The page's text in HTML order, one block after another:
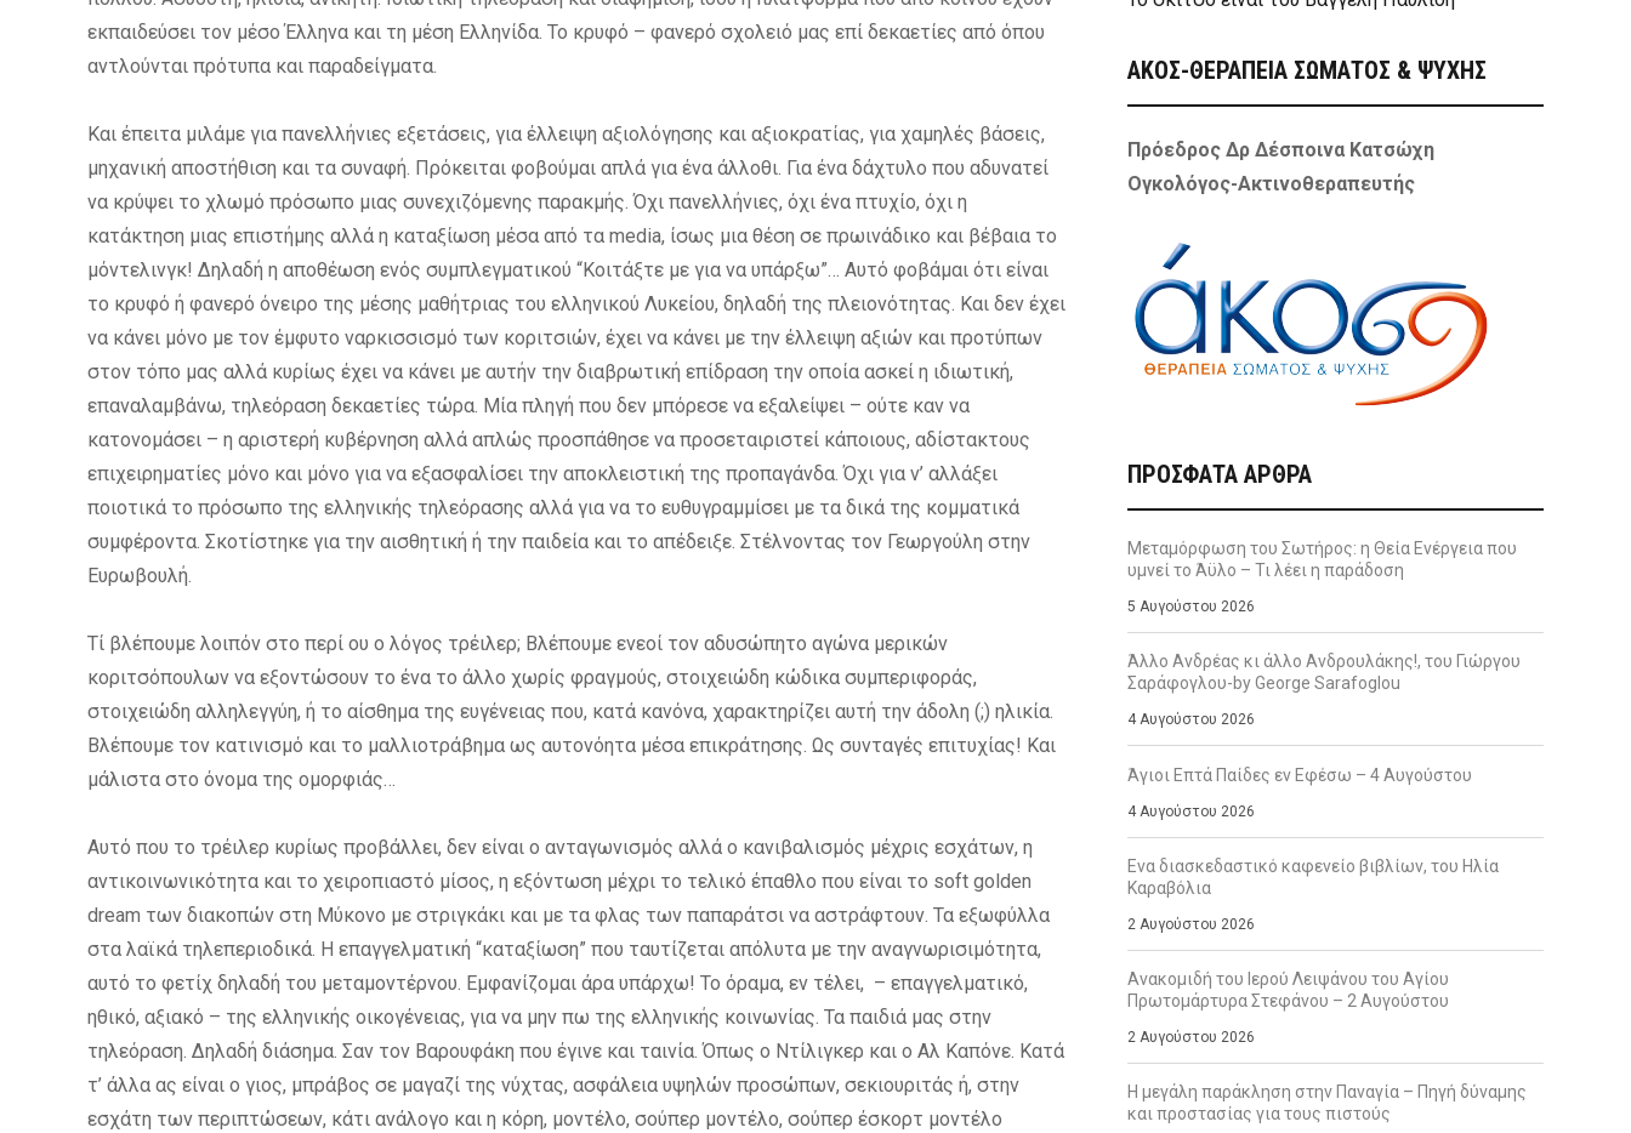
εκπαιδεύσει τον μέσο Έλληνα και τη μέση Ελληνίδα. Το κρυφό – φανερό σχολειό μας επί δεκαετίες από όπου
αντλούνται πρότυπα και παραδείγματα.
Και έπειτα μιλάμε για πανελλήνιες εξετάσεις, για έλλειψη αξιολόγησης και αξιοκρατίας, για χαμηλές βάσεις,
μηχανική αποστήθιση και τα συναφή. Πρόκειται φοβούμαι απλά για ένα άλλοθι. Για ένα δάχτυλο που αδυνατεί
να κρύψει το χλωμό πρόσωπο μιας συνεχιζόμενης παρακμής. Όχι πανελλήνιες, όχι ένα πτυχίο, όχι η
κατάκτηση μιας επιστήμης αλλά η καταξίωση μέσα από τα media, ίσως μια θέση σε πρωινάδικο και βέβαια το
μόντελινγκ! Δηλαδή η αποθέωση ενός συμπλεγματικού “Κοιτάξτε με για να υπάρξω”… Αυτό φοβάμαι ότι είναι
το κρυφό ή φανερό όνειρο της μέσης μαθήτριας του ελληνικού Λυκείου, δηλαδή της πλειονότητας. Και δεν έχει
να κάνει μόνο με τον έμφυτο ναρκισσισμό των κοριτσιών, έχει να κάνει με την έλλειψη αξιών και προτύπων
στον τόπο μας αλλά κυρίως έχει να κάνει με αυτήν την διαβρωτική επίδραση την οποία ασκεί η ιδιωτική,
επαναλαμβάνω, τηλεόραση δεκαετίες τώρα. Μία πληγή που δεν μπόρεσε να εξαλείψει – ούτε καν να
κατονομάσει – η αριστερή κυβέρνηση αλλά απλώς προσπάθησε να προσεταιριστεί κάποιους, αδίστακτους
επιχειρηματίες μόνο και μόνο για να εξασφαλίσει την αποκλειστική της προπαγάνδα. Όχι για ν’ αλλάξει
ποιοτικά το πρόσωπο της ελληνικής τηλεόρασης αλλά για να το ευθυγραμμίσει με τα δικά της κομματικά
συμφέροντα. Σκοτίστηκε για την αισθητική ή την παιδεία και το απέδειξε. Στέλνοντας τον Γεωργούλη στην
Ευρωβουλή.
Τί βλέπουμε λοιπόν στο περί ου ο λόγος τρέιλερ; Βλέπουμε ενεοί τον αδυσώπητο αγώνα μερικών
κοριτσόπουλων να εξοντώσουν το ένα το άλλο χωρίς φραγμούς, στοιχειώδη κώδικα συμπεριφοράς,
στοιχειώδη αλληλεγγύη, ή το αίσθημα της ευγένειας που, κατά κανόνα, χαρακτηρίζει αυτή την άδολη (;) ηλικία.
Βλέπουμε τον κατινισμό και το μαλλιοτράβημα ως αυτονόητα μέσα επικράτησης. Ως συνταγές επιτυχίας! Και
μάλιστα στο όνομα της ομορφιάς…
Αυτό που το τρέιλερ κυρίως προβάλλει, δεν είναι ο ανταγωνισμός αλλά ο κανιβαλισμός μέχρις εσχάτων, η
αντικοινωνικότητα και το χειροπιαστό μίσος, η εξόντωση μέχρι το τελικό έπαθλο που είναι το soft golden
dream των διακοπών στη Μύκονο με στριγκάκι και με τα φλας των παπαράτσι να αστράφτουν. Τα εξωφύλλα
στα λαϊκά τηλεπεριοδικά. Η επαγγελματική “καταξίωση” που ταυτίζεται απόλυτα με την αναγνωρισιμότητα,
αυτό το φετίχ δηλαδή του μεταμοντέρνου. Εμφανίζομαι άρα υπάρχω! Το όραμα, εν τέλει, – επαγγελματικό,
ηθικό, αξιακό – της ελληνικής οικογένειας, για να μην πω της ελληνικής κοινωνίας. Τα παιδιά μας στην
τηλεόραση. Δηλαδή διάσημα. Σαν τον Βαρουφάκη που έγινε και ταινία. Όπως ο Ντίλιγκερ και ο Αλ Καπόνε. Κατά
τ’ άλλα ας είναι ο γιος, μπράβος σε μαγαζί της νύχτας, ασφάλεια υψηλών προσώπων, σεκιουριτάς ή, στην
εσχάτη των περιπτώσεων, κάτι ανάλογο και η κόρη, μοντέλο, σούπερ μοντέλο, σούπερ έσκορτ μοντέλο
ΑΚΟΣ-ΘΕΡΑΠΕΙΑ ΣΩΜΑΤΟΣ & ΨΥΧΗΣ
Πρόεδρος Δρ Δέσποινα Κατσώχη
Ογκολόγος-Ακτινοθεραπευτής
ΠΡΌΣΦΑΤΑ ΆΡΘΡΑ
Μεταμόρφωση του Σωτήρος: η Θεία Ενέργεια που
υμνεί το Άϋλο – Τι λέει η παράδοση
5 Αυγούστου 2026
Άλλο Ανδρέας κι άλλο Ανδρουλάκης!, του Γιώργου
Σαράφογλου-by George Sarafoglou
4 Αυγούστου 2026
Άγιοι Επτά Παίδες εν Εφέσω – 4 Αυγούστου
4 Αυγούστου 2026
Ενα διασκεδαστικό καφενείο βιβλίων, του Ηλία
Καραβόλια
2 Αυγούστου 2026
Ανακομιδή του Ιερού Λειψάνου του Αγίου
Πρωτομάρτυρα Στεφάνου – 2 Αυγούστου
2 Αυγούστου 2026
Η μεγάλη παράκληση στην Παναγία – Πηγή δύναμης
και προστασίας για τους πιστούς